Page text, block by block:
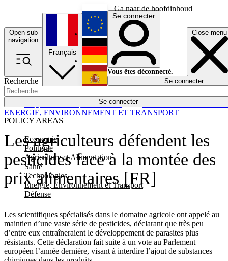
Ga naar de hoofdinhoud
Open sub
navigation
Close menu
Recherche
Se connecter
POLICY AREAS
Economie
Politique
Agriculture et Alimentation
Santé
Technologies
Energie, Environnement et Transport
Défense
Économie
Français
English
Deutsch
Español
Se connecter
Vous êtes déconnecté.
Se connecter
Les agriculteurs défendent les
pesticides face à la montée des
prix alimentaires [FR]
Les scientifiques spécialisés dans le domaine agricole ont appelé au
maintien d’une vaste série de pesticides, déclarant que très peu
d’entre eux entraîneraient le développement de parasites plus
résistants. Cette déclaration fait suite à un vote au Parlement
européen l’année dernière, visant à interdire l’ajout de substances
ENERGIE, ENVIRONNEMENT ET TRANSPORT